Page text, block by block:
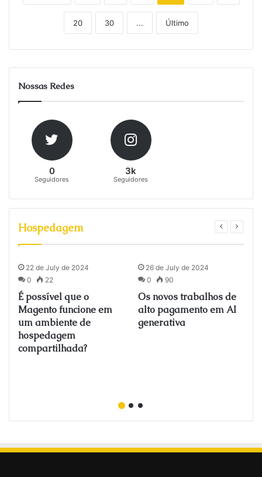
20 30 ... Último
Nossas Redes
0
Seguidores
3k
Seguidores
Hospedagem
22 de July de 2024
0
22
É possível que o
Magento funcione em
um ambiente de
hospedagem
compartilhada?
26 de July de 2024
0
90
Os novos trabalhos de
alto pagamento em AI
generativa